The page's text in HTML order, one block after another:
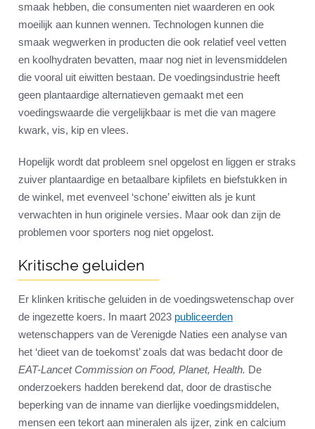
smaak hebben, die consumenten niet waarderen en ook
moeilijk aan kunnen wennen. Technologen kunnen die
smaak wegwerken in producten die ook relatief veel vetten
en koolhydraten bevatten, maar nog niet in levensmiddelen
die vooral uit eiwitten bestaan. De voedingsindustrie heeft
geen plantaardige alternatieven gemaakt met een
voedingswaarde die vergelijkbaar is met die van magere
kwark, vis, kip en vlees.
Hopelijk wordt dat probleem snel opgelost en liggen er straks
zuiver plantaardige en betaalbare kipfilets en biefstukken in
de winkel, met evenveel ‘schone’ eiwitten als je kunt
verwachten in hun originele versies. Maar ook dan zijn de
problemen voor sporters nog niet opgelost.
Kritische geluiden
Er klinken kritische geluiden in de voedingswetenschap over
de ingezette koers. In maart 2023 publiceerden
wetenschappers van de Verenigde Naties een analyse van
het ‘dieet van de toekomst’ zoals dat was bedacht door de
EAT-Lancet Commission on Food, Planet, Health. De
onderzoekers hadden berekend dat, door de drastische
beperking van de inname van dierlijke voedingsmiddelen,
mensen een tekort aan mineralen als ijzer, zink en calcium